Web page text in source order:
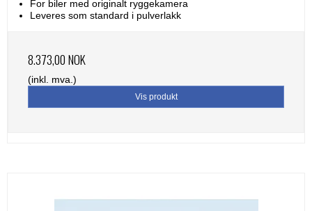
For biler med originalt ryggekamera
Leveres som standard i pulverlakk
8.373,00 NOK
(inkl. mva.)
Vis produkt